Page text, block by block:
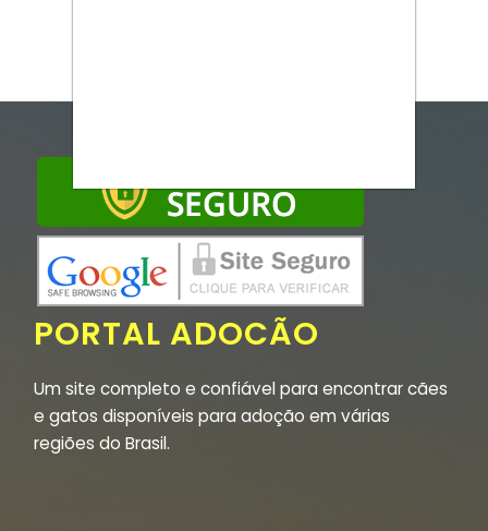
PORTAL ADOCÃO
Um site completo e confiável para encontrar cães
e gatos disponíveis para adoção em várias
regiões do Brasil.